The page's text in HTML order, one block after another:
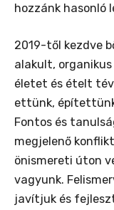
hozzánk hasonló
2019-től kezdve
alakult,
életet és ételt
ettünk,
Fontos és
megjelenő
önismereti úton
vagyunk.
javítjuk és